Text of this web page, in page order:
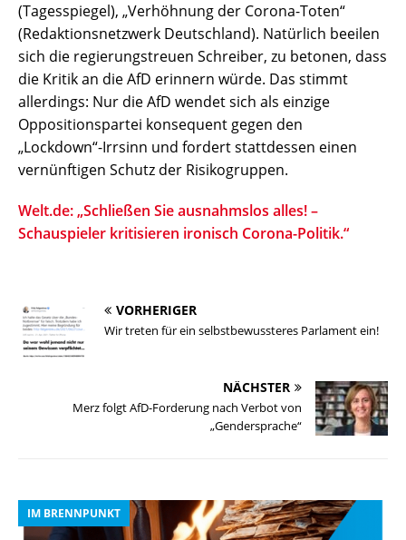
(Tagesspiegel), „Verhöhnung der Corona-Toten“
(Redaktionsnetzwerk Deutschland). Natürlich beeilen
sich die regierungstreuen Schreiber, zu betonen, dass
die Kritik an die AfD erinnern würde. Das stimmt
allerdings: Nur die AfD wendet sich als einzige
Oppositionspartei konsequent gegen den
„Lockdown“-Irrsinn und fordert stattdessen einen
vernünftigen Schutz der Risikogruppen.
Welt.de: „Schließen Sie ausnahmslos alles! –
Schauspieler kritisieren ironisch Corona-Politik.“
VORHERIGER
Wir treten für ein selbstbewussteres Parlament ein!
NÄCHSTER
Merz folgt AfD-Forderung nach Verbot von
„Gendersprache“
IM BRENNPUNKT